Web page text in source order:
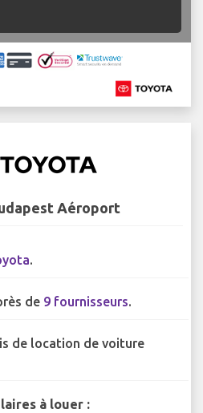
Aéroport
.
de 9 fournisseurs.
de location de voiture
à louer :